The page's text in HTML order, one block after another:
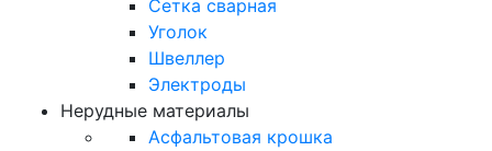
Сетка сварная
Уголок
Швеллер
Электроды
Нерудные материалы
Асфальтовая крошка